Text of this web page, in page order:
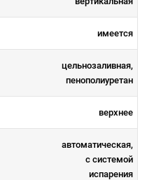
имеется
цельнозаливная,
пенополиуретан
верхнее
автоматическая,
с системой
испарения